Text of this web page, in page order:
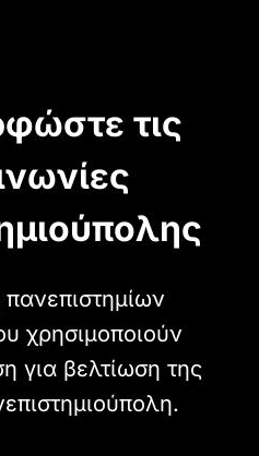
τις
πανεπιστημίων
χρησιμοποιούν
για βελτίωση της